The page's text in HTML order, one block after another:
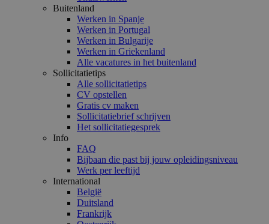
Buitenland
Werken in Spanje
Werken in Portugal
Werken in Bulgarije
Werken in Griekenland
Alle vacatures in het buitenland
Sollicitatietips
Alle sollicitatietips
CV opstellen
Gratis cv maken
Sollicitatiebrief schrijven
Het sollicitatiegesprek
Info
FAQ
Bijbaan die past bij jouw opleidingsniveau
Werk per leeftijd
International
België
Duitsland
Frankrijk